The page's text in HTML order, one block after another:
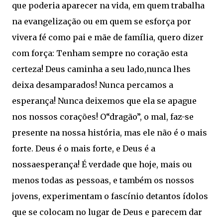
que poderia aparecer na vida, em quem trabalha
na evangelização ou em quem se esforça por
vivera fé como pai e mãe de família, quero dizer
com força: Tenham sempre no coração esta
certeza! Deus caminha a seu lado,nunca lhes
deixa desamparados! Nunca percamos a
esperança! Nunca deixemos que ela se apague
nos nossos corações! O“dragão”, o mal, faz-se
presente na nossa história, mas ele não é o mais
forte. Deus é o mais forte, e Deus é a
nossaesperança! É verdade que hoje, mais ou
menos todas as pessoas, e também os nossos
jovens, experimentam o fascínio detantos ídolos
que se colocam no lugar de Deus e parecem dar